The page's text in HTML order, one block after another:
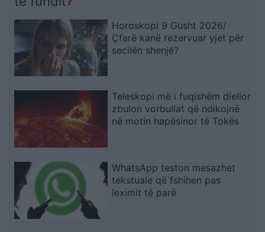
Horoskopi 9 Gusht 2026/
Çfarë kanë rezervuar yjet për
secilën shenjë?
Teleskopi më i fuqishëm diellor
zbulon vorbullat që ndikojnë
në motin hapësinor të Tokës
WhatsApp teston mesazhet
tekstuale që fshihen pas
leximit të parë